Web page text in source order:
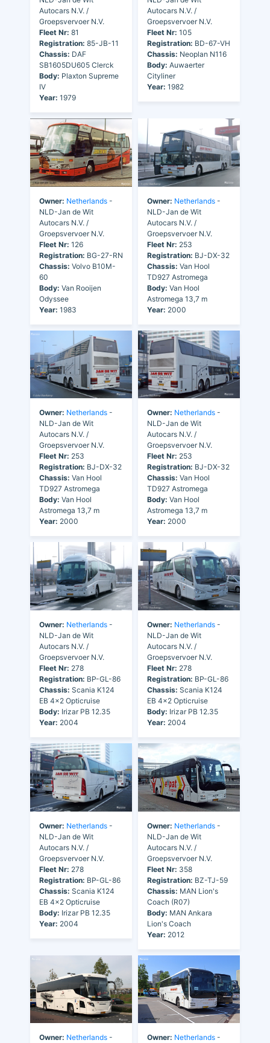
Autocars N.V. /
Groepsvervoer N.V.
Fleet Nr: 81
Registration: 85-JB-11
Chassis: DAF
SB1605DU605 Clerck
Body: Plaxton Supreme
IV
Year: 1979
Autocars N.V. /
Groepsvervoer N.V.
Fleet Nr: 105
Registration: BD-67-VH
Chassis: Neoplan N116
Body: Auwaerter
Cityliner
Year: 1982
Owner: Netherlands -
NLD-Jan de Wit
Autocars N.V. /
Groepsvervoer N.V.
Fleet Nr: 126
Registration: BG-27-RN
Chassis: Volvo B10M-
60
Body: Van Rooijen
Odyssee
Year: 1983
Owner: Netherlands -
NLD-Jan de Wit
Autocars N.V. /
Groepsvervoer N.V.
Fleet Nr: 253
Registration: BJ-DX-32
Chassis: Van Hool
TD927 Astromega
Body: Van Hool
Astromega 13,7 m
Year: 2000
Owner: Netherlands -
NLD-Jan de Wit
Autocars N.V. /
Groepsvervoer N.V.
Fleet Nr: 253
Registration: BJ-DX-32
Chassis: Van Hool
TD927 Astromega
Body: Van Hool
Astromega 13,7 m
Year: 2000
Owner: Netherlands -
NLD-Jan de Wit
Autocars N.V. /
Groepsvervoer N.V.
Fleet Nr: 253
Registration: BJ-DX-32
Chassis: Van Hool
TD927 Astromega
Body: Van Hool
Astromega 13,7 m
Year: 2000
Owner: Netherlands -
NLD-Jan de Wit
Autocars N.V. /
Groepsvervoer N.V.
Fleet Nr: 278
Registration: BP-GL-86
Chassis: Scania K124
EB 4x2 Opticruise
Body: Irizar PB 12.35
Year: 2004
Owner: Netherlands -
NLD-Jan de Wit
Autocars N.V. /
Groepsvervoer N.V.
Fleet Nr: 278
Registration: BP-GL-86
Chassis: Scania K124
EB 4x2 Opticruise
Body: Irizar PB 12.35
Year: 2004
Owner: Netherlands -
NLD-Jan de Wit
Autocars N.V. /
Groepsvervoer N.V.
Fleet Nr: 278
Registration: BP-GL-86
Chassis: Scania K124
EB 4x2 Opticruise
Body: Irizar PB 12.35
Year: 2004
Owner: Netherlands -
NLD-Jan de Wit
Autocars N.V. /
Groepsvervoer N.V.
Fleet Nr: 358
Registration: BZ-TJ-59
Chassis: MAN Lion's
Coach (R07)
Body: MAN Ankara
Lion's Coach
Year: 2012
Owner: Netherlands -
Owner: Netherlands -